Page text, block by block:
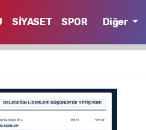
SİYASET
SPOR
Diğer